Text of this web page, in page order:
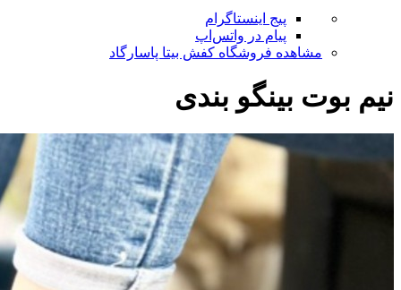
پیج اینستاگرام
پیام در واتس‌اپ
مشاهده فروشگاه کفش بیتا پاسارگاد
نیم بوت بینگو بندی